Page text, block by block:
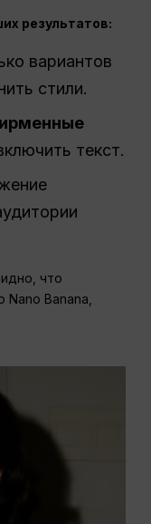
результатов:
вариантов
стили.
текст.
что
Banana,